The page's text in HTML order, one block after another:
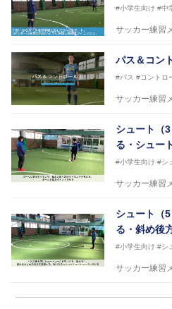
#小学生向け #中
サッカー練習
パス＆コン
#パス #コントロ
サッカー練習
シュート（
る・シュー
#小学生向け #シ
サッカー練習
シュート（
る・斜め後
#小学生向け #シ
サッカー練習